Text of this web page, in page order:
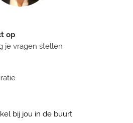
op
je vragen stellen
bij jou in de buurt